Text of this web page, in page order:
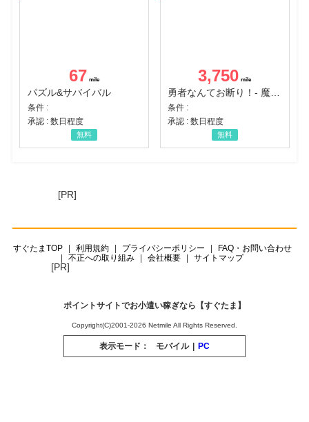
67
パズル&サバイバル
条件 :
承認 : 数日程度
無料
3,750
条件 :
承認 : 数日程度
無料
[PR]
すぐたまTOP 利用規約 プライバシーポリシー
FAQ・お問い合わせ
不正への取り組み
会社概要 サイトマップ
[PR]
ポイントサイトでお小遣い稼ぎなら【すぐたま】
Copyright(C)2001-2026 Netmile All Rights Reserved.
表示モード： モバイル | PC